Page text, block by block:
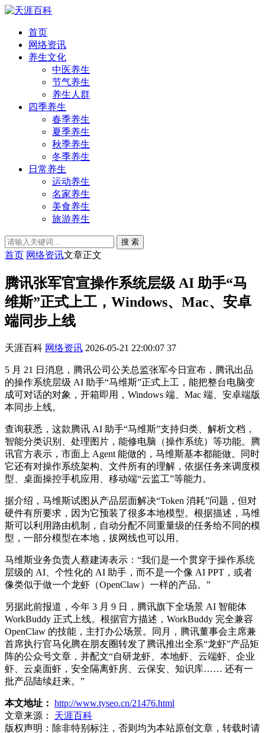
首页
网络资讯
养生文化
中医养生
节气养生
养生人群
四季养生
春季养生
夏季养生
秋季养生
冬季养生
日常养生
运动养生
名家养生
美食养生
旅游养生
搜 索
首页 网络资讯文章正文
腾讯张军官宣操作系统层级 AI 助手“马
维斯”正式上工，Windows、Mac、安卓
端同步上线
天涯百科 网络资讯 2026-05-21 22:00:07 37
5 月 21 日消息，腾讯公司公关总监张军今日宣布，腾讯出品
的操作系统层级 AI 助手“马维斯”正式上工，能把整台电脑变
成可对话的对象，开箱即用，Windows 端、Mac 端、安卓端版
本同步上线。
查询获悉，这款腾讯 AI 助手“马维斯”支持归类、解析文档，
智能分类识别、处理图片，能修电脑（操作系统）等功能。腾
讯官方表示，市面上 Agent 能做的，马维斯基本都能做。同时
它还有对操作系统架构、文件所有的理解，依据任务来调度模
型、桌面操控手机应用、移动端“云监工”等能力。
据介绍，马维斯试图从产品层面解决“Token 消耗”问题，但对
硬件有所要求，因为它预装了很多本地模型。根据描述，马维
斯可以利用路由机制，自动分配不同重量级的任务给不同的模
型，一部分模型在本地，拔网线也可以用。
马维斯业务负责人蔡建涛表示：“我们是一个贯穿于操作系统
层级的 AI、个性化的 AI 助手，而不是一个像 AI PPT，或者
像类似于做一个龙虾（OpenClaw）一样的产品。”
另据此前报道，今年 3 月 9 日，腾讯旗下全场景 AI 智能体
WorkBuddy 正式上线。根据官方描述，WorkBuddy 完全兼容
OpenClaw 的技能，主打办公场景。同月，腾讯董事会主席兼
首席执行官马化腾在朋友圈转发了腾讯推出全系“龙虾”产品矩
阵的公众号文章，并配文“自研龙虾、本地虾、云端虾、企业
虾、云桌面虾，安全隔离虾房、云保安、知识库…… 还有一
批产品陆续赶来。”
本文地址： http://www.tyseo.cn/21476.html
文章来源：
天涯百科
版权声明： 除非特别标注，否则均为本站原创文章，转载时请